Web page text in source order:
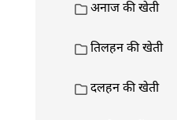
अनाज की खेती
तिलहन की खेती
दलहन की खेती